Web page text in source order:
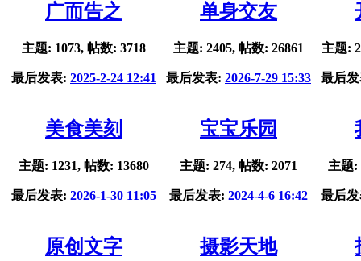
广而告之
主题: 1073, 帖数: 3718
最后发表: 2025-2-24 12:41
单身交友
主题: 2405, 帖数: 26861
最后发表: 2026-7-29 15:33
主题:
最后
美食美刻
主题: 1231, 帖数: 13680
最后发表: 2026-1-30 11:05
宝宝乐园
主题: 274, 帖数: 2071
最后发表: 2024-4-6 16:42
主题:
最后
原创文字 摄影天地